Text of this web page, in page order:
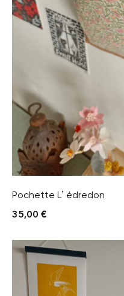
Pochette L’ édredon
35,00 €